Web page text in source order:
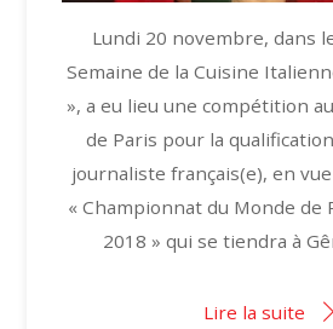
Lundi 20 novembre, dans
Semaine de la Cuisine
», a eu lieu une compétition
de Paris pour la qualification
journaliste français(e), en
« Championnat du Monde de
2018 » qui se tiendra à
Lire la suite